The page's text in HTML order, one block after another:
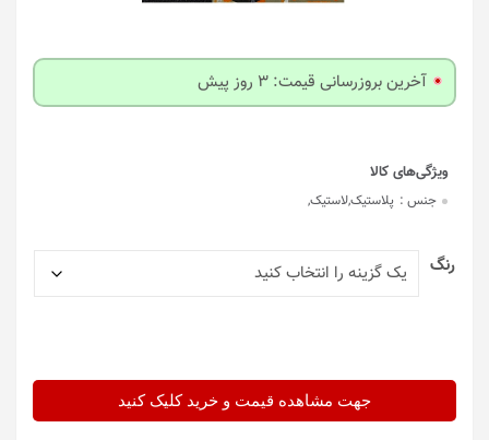
آخرین بروزرسانی قیمت: 3 روز پیش
جنس : پلاستیک,لاستیک,
رنگ
جهت مشاهده قیمت و خرید کلیک کنید